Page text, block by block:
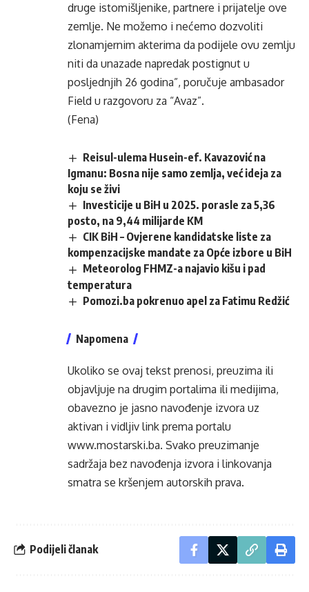
druge isto­mišljenike, partnere i pri­jatelje ove
zemlje. Ne možemo i nećemo dozvo­liti
zlonamjernim akteri­ma da podijele ovu zemlju
niti da unazade napredak postignut u
posljednjih 26 godina”, poručuje ambasa­dor
Field u razgovoru za “Avaz”.
(Fena)
Reisul-ulema Husein-ef. Kavazović na
Igmanu: Bosna nije samo zemlja, već ideja za
koju se živi
Investicije u BiH u 2025. porasle za 5,36
posto, na 9,44 milijarde KM
CIK BiH – Ovjerene kandidatske liste za
kompenzacijske mandate za Opće izbore u BiH
Meteorolog FHMZ-a najavio kišu i pad
temperatura
Pomozi.ba pokrenuo apel za Fatimu Redžić
Napomena
Ukoliko se ovaj tekst prenosi, preuzima ili
objavljuje na drugim portalima ili medijima,
obavezno je jasno navođenje izvora uz
aktivan i vidljiv link prema portalu
www.mostarski.ba. Svako preuzimanje
sadržaja bez navođenja izvora i linkovanja
smatra se kršenjem autorskih prava.
Podijeli članak